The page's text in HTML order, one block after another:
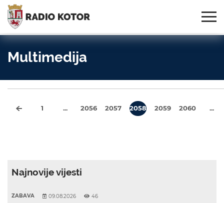
S PONOSOM NOSIMO IME
SVOG GRADA!
Multimedija
1 ... 2056 2057 2058 2059 2060 ...
Najnovije vijesti
ZABAVA 09.08.2026 46